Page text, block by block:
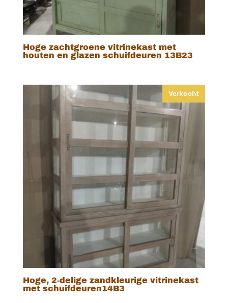
Hoge zachtgroene vitrinekast met
houten en glazen schuifdeuren 13B23
Verkocht
Hoge, 2-delige zandkleurige vitrinekast
met schuifdeuren14B3